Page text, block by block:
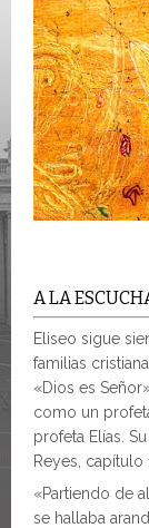
A LA
Eliseo sigue
familias
«Dios es
como un
profeta Elías.
Reyes, capítulo
«Partiendo de
se hallaba